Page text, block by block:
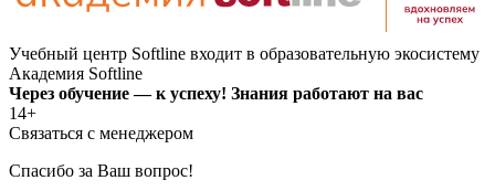
Учебный центр Softline входит в образовательную экосистему
Академия Softline
Через обучение — к успеху! Знания работают на вас
14+
Связаться с менеджером
Спасибо за Ваш вопрос!